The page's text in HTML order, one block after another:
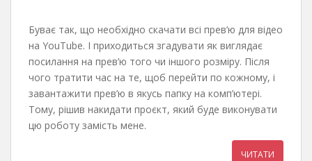
Буває так, що необхідно скачати всі прев’ю для відео
на YouTube. І приходиться згадувати як виглядає
посилання на прев’ю того чи іншого розміру. Після
чого тратити час на те, щоб перейти по кожному, і
завантажити прев’ю в якусь папку на комп’ютері.
Тому, рішив накидати проєкт, який буде виконувати
цю роботу замість мене.
ЧИТАТИ